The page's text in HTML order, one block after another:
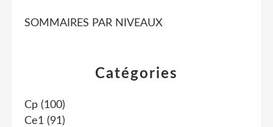
Catégories
Cp (100)
Ce1 (91)
SOMMAIRES PAR NIVEAUX